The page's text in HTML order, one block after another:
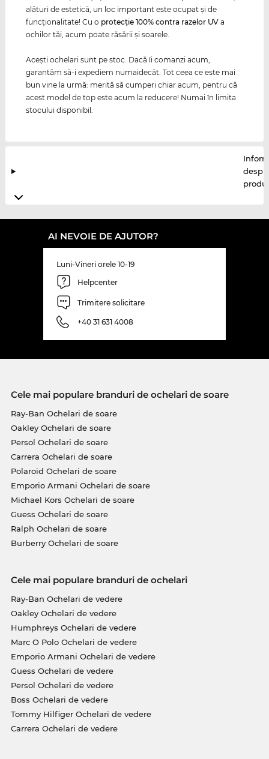
alături de estetică, un loc important este ocupat şi de
funcţionalitate! Cu o protecţie 100% contra razelor UV a
ochilor tăi, acum poate răsării şi soarele.
Aceşti ochelari sunt pe stoc. Dacă îi comanzi acum,
garantăm să-i expediem numaidecât. Tot ceea ce este mai
bun vine la urmă: merită să cumperi chiar acum, pentru că
acest model de top este acum la reducere! Numai în limita
stocului disponibil.
AI NEVOIE DE AJUTOR?
Luni-Vineri orele 10-19
Helpcenter
Trimitere solicitare
+40 31 631 4008
Cele mai populare branduri de ochelari de soare
Ray-Ban Ochelari de soare
Oakley Ochelari de soare
Persol Ochelari de soare
Carrera Ochelari de soare
Polaroid Ochelari de soare
Emporio Armani Ochelari de soare
Michael Kors Ochelari de soare
Guess Ochelari de soare
Ralph Ochelari de soare
Burberry Ochelari de soare
Cele mai populare branduri de ochelari
Ray-Ban Ochelari de vedere
Oakley Ochelari de vedere
Humphreys Ochelari de vedere
Marc O Polo Ochelari de vedere
Emporio Armani Ochelari de vedere
Guess Ochelari de vedere
Persol Ochelari de vedere
Boss Ochelari de vedere
Tommy Hilfiger Ochelari de vedere
Carrera Ochelari de vedere